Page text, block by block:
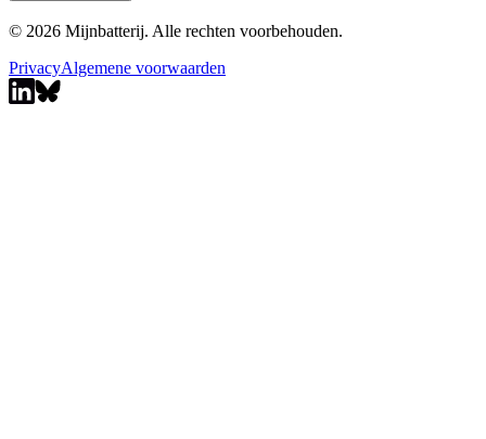
© 2026 Mijnbatterij. Alle rechten voorbehouden.
PrivacyAlgemene voorwaarden